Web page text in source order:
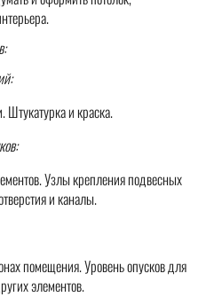
Штукатурка и краска.
Узлы крепления подвесных
и каналы.
помещения. Уровень опусков для
элементов.